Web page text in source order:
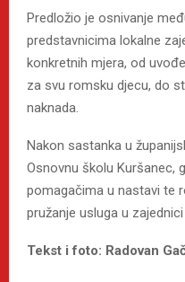
Predložio je osnivanje
predstavnicima lokalne
konkretnih mjera, od
za svu romsku djecu, do
naknada.
Nakon sastanka u
Osnovnu školu Kuršanec,
pomagačima u nastavi te
pružanje usluga u
Tekst i foto: Radovan